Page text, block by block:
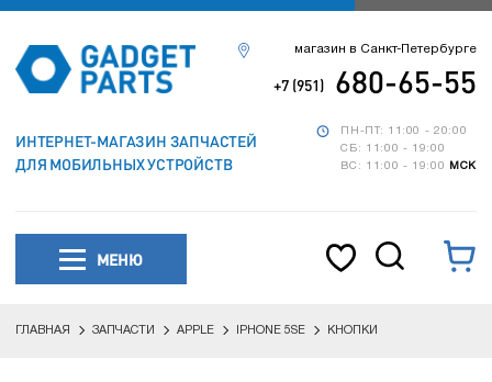
ИНТЕРНЕТ-МАГАЗИН ЗАПЧАСТЕЙ
ДЛЯ МОБИЛЬНЫХ УСТРОЙСТВ
ПН-ПТ: 11:00 - 20:00
СБ: 11:00 - 19:00
ВС: 11:00 - 19:00
МСК
магазин в Санкт-Петербурге
+7 (951) 680-65-55
МЕНЮ
ГЛАВНАЯ ЗАПЧАСТИ APPLE IPHONE 5SE КНОПКИ